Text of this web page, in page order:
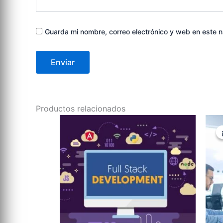
Guarda mi nombre, correo electrónico y web en este
Productos relacionados